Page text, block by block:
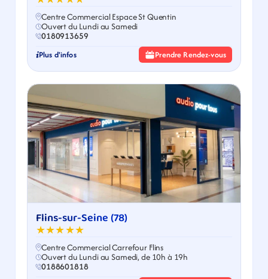
Centre Commercial Espace St Quentin
Ouvert du Lundi au Samedi
0180913659
Plus d'infos Prendre Rendez-vous
Flins-sur-Seine (78)
★★★★★
Centre Commercial Carrefour Flins
Ouvert du Lundi au Samedi, de 10h à 19h
0188601818